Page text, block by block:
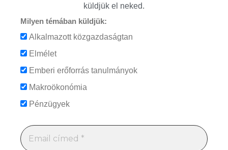
küldjük el neked.
Milyen témában küldjük:
Alkalmazott közgazdaságtan
Elmélet
Emberi erőforrás tanulmányok
Makroökonómia
Pénzügyek